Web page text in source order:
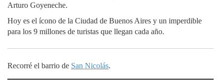
Arturo Goyeneche.
Hoy es el ícono de la Ciudad de Buenos Aires y un imperdible
para los 9 millones de turistas que llegan cada año.
Recorré el barrio de San Nicolás.